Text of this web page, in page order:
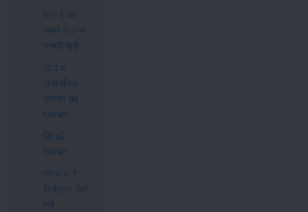
बिजाई का
समय व अन्य
जरूरी बातें
खाद व
रासायनिक
उपचार का
प्रबंधन
सिंचाई
प्रबंधन
खरपतवार
नियंत्रण कैसे
करें